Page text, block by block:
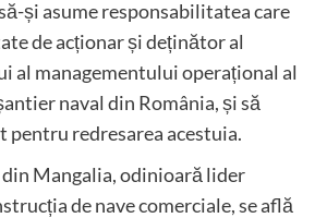
și asume responsabilitatea care
de acționar și deținător al
al managementului operațional al
naval din România, și să
pentru redresarea acestuia.
Mangalia, odinioară lider
de nave comerciale, se află